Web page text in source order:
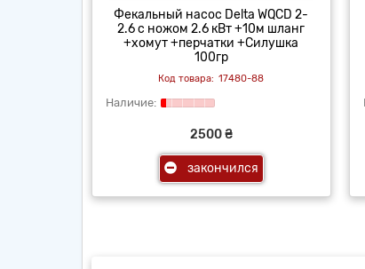
Фекальный насос Delta WQCD 2-
2.6 с ножом 2.6 кВт +10м шланг
+хомут +перчатки +Силушка
100гр
17480-88
2500 ₴
закончился